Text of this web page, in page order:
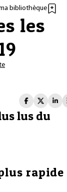
bibliothèque
les
lus du
rapide